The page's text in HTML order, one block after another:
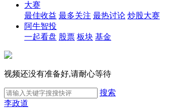
大赛
最佳收益 最多关注 最热讨论 炒股大赛
阿牛智投
一起看盘 股票 板块 基金
视频还没有准备好,请耐心等待
搜索
李政道